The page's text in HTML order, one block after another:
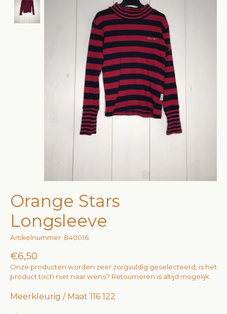
Orange Stars
Longsleeve
Artikelnummer: 840016
€6,50
Onze producten worden zeer zorgvuldig geselecteerd, is het
product toch niet naar wens? Retourneren is altijd mogelijk.
Meerkleurig / Maat 116 122